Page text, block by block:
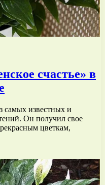
счастье» в
известных и
Он получил свое
цветкам,